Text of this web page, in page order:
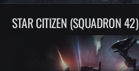
STAR CITIZEN (SQUADRON 42)